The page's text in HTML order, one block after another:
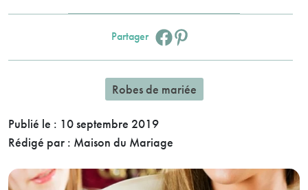
Partager Facebook :
Robes de mariée
Publié le : 10 septembre 2019
Rédigé par : Maison du Mariage